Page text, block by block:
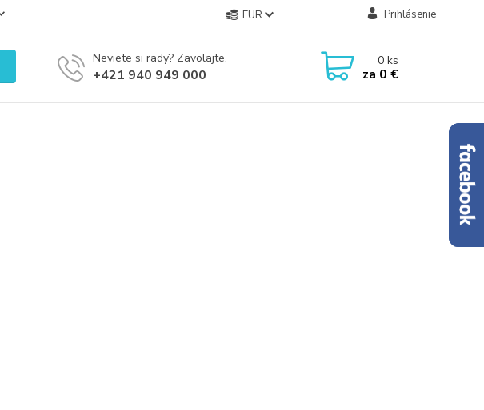
EUR Prihlásenie
Neviete si rady? Zavolajte.
+421 940 949 000
0ks
za 0 €